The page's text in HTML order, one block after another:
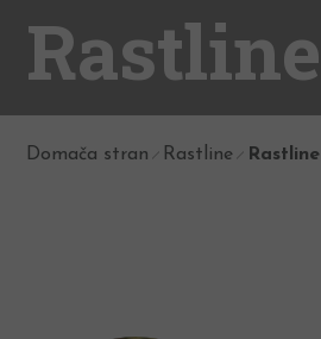
Rastline
Domača stran Rastline Rastline